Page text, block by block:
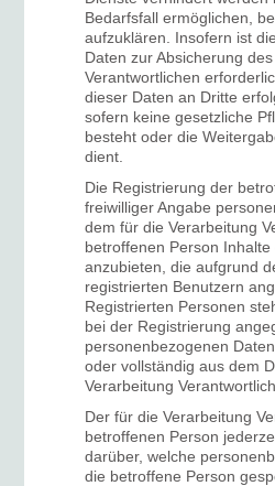
Bedarfsfall ermöglichen,
aufzuklären. Insofern ist
Daten zur Absicherung
Verantwortlichen
dieser Daten an Dritte
sofern keine gesetzliche
besteht oder die
dient.
Die Registrierung der
freiwilliger Angabe
dem für die Verarbeitung
betroffenen Person
anzubieten, die aufgrund
registrierten Benutzern
Registrierten Personen
bei der Registrierung
personenbezogenen
oder vollständig aus dem
Verarbeitung
Der für die Verarbeitung
betroffenen Person
darüber, welche
die betroffene Person